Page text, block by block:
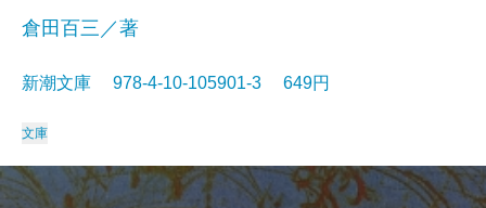
倉田百三／著
新潮文庫 978-4-10-105901-3 649円
文庫